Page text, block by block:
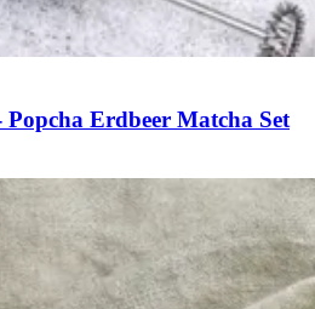
Erdbeer Matcha Set